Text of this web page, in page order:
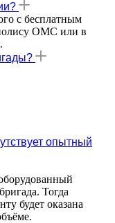
с бесплатным
ОМС или в
опытный
Тогда
будет оказана